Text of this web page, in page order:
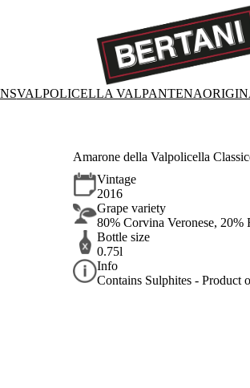
VALPOLICELLA VALPANTENA
Amarone della Valpolicella
Vintage
2016
Grape variety
80% Corvina Veronese, 20%
Bottle size
0.75l
Info
Contains Sulphites - Product